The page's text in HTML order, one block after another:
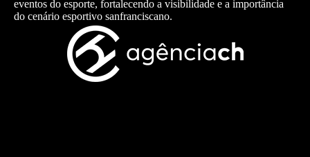
eventos do esporte, fortalecendo a visibilidade e a importância
do cenário esportivo sanfranciscano.